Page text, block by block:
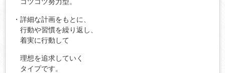
・詳細な計画をもとに、
行動や習慣を繰り返し、
着実に行動して
理想を追求していく
タイプです。